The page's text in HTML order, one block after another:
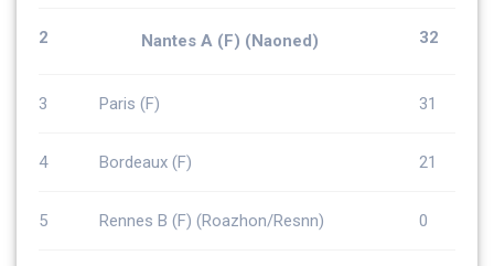
2 Nantes A (F) (Naoned) 32
3 Paris (F) 31
4 Bordeaux (F) 21
5 Rennes B (F) (Roazhon/Resnn) 0